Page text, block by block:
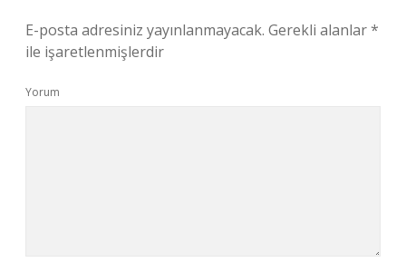
E-posta adresiniz yayınlanmayacak. Gerekli alanlar*
ile işaretlenmişlerdir
Yorum